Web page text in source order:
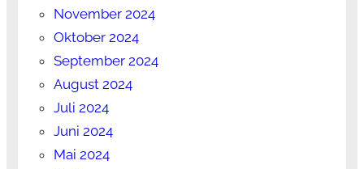
November 2024
Oktober 2024
September 2024
August 2024
Juli 2024
Juni 2024
Mai 2024